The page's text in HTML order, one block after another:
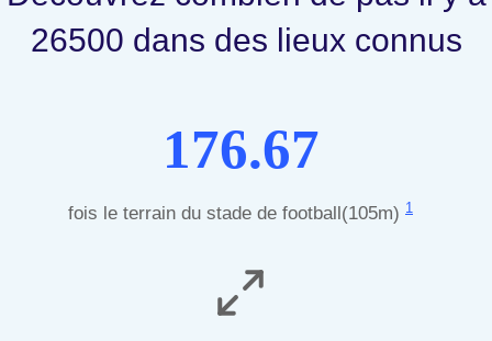
26500 dans des lieux connus
176.67
fois le terrain du stade de football(105m) 1